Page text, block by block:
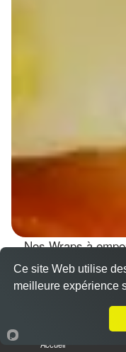
Nos Wraps à
Wraps Chicken
Accueil
Ce site Web utilise
meilleure expérience